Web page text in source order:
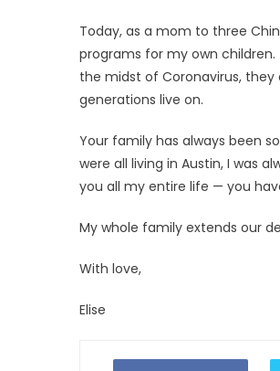
Today, as a mom to three
programs for my own
the midst of Coronavirus, they
generations live on.
Your family has always been
were all living in Austin, I was
you all my entire life — you
My whole family extends our
With love,
Elise
Lu Team 卢长志